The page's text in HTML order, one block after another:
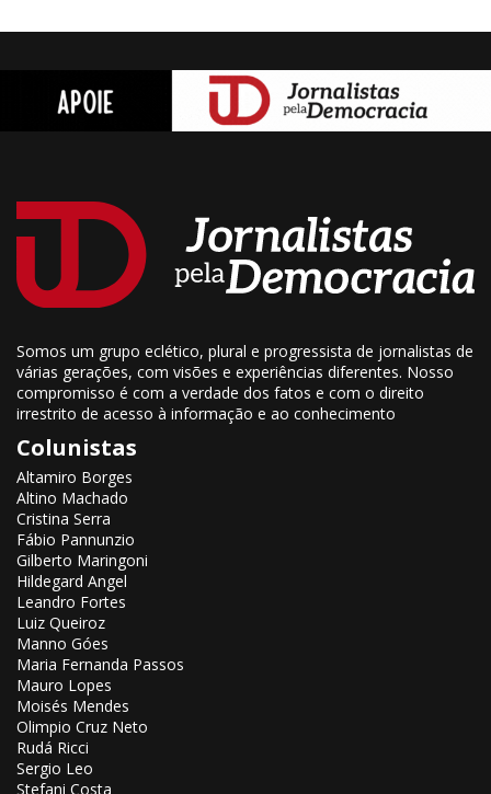
Somos um grupo eclético, plural e progressista de jornalistas de
várias gerações, com visões e experiências diferentes. Nosso
compromisso é com a verdade dos fatos e com o direito
irrestrito de acesso à informação e ao conhecimento
Colunistas
Altamiro Borges
Altino Machado
Cristina Serra
Fábio Pannunzio
Gilberto Maringoni
Hildegard Angel
Leandro Fortes
Luiz Queiroz
Manno Góes
Maria Fernanda Passos
Mauro Lopes
Moisés Mendes
Olimpio Cruz Neto
Rudá Ricci
Sergio Leo
Stefani Costa